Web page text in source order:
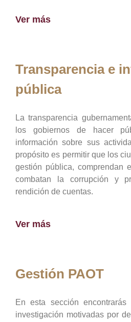
Ver más
Transparencia e
pública
La transparencia
los gobiernos de hacer
información sobre sus
propósito es permitir que los
gestión pública, comprendan
combatan la corrupción y
rendición de cuentas.
Ver más
Gestión PAOT
En esta sección
investigación motivadas por